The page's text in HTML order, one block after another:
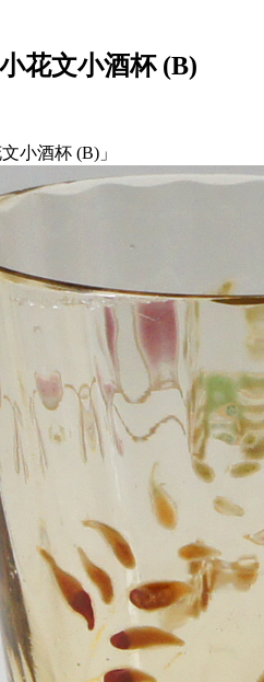
花文小酒杯 (B)